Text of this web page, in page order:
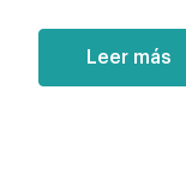
Leer más